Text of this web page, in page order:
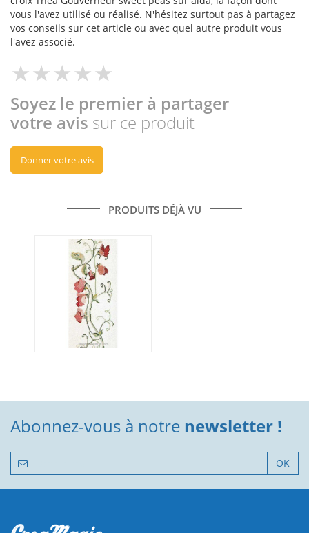
vous l'avez utilisé ou réalisé. N'hésitez surtout pas à partagez
vos conseils sur cet article ou avec quel autre produit vous
l'avez associé.
Soyez le premier à partager
votre avis sur ce produit
Donner votre avis
PRODUITS DÉJÀ VU
Abonnez-vous à notre newsletter !
OK